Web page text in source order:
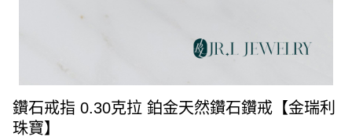
鑽石戒指 0.30克拉 鉑金天然鑽石鑽戒【金瑞利
珠寶】